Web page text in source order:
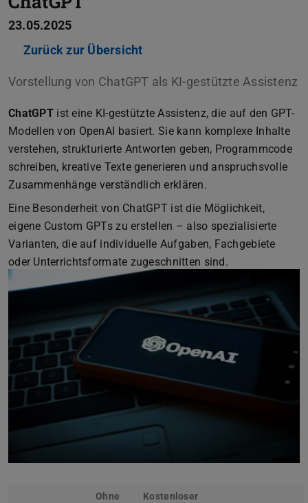
23.05.2025
Zurück zur Übersicht
Vorstellung von ChatGPT als KI-gestützte Assistenz
ChatGPTist eine KI-gestützte Assistenz, die auf den GPT-
Modellen von OpenAI basiert. Sie kann komplexe Inhalte
verstehen, strukturierte Antworten geben, Programmcode
schreiben, kreative Texte generieren und anspruchsvolle
Zusammenhänge verständlich erklären.
Eine Besonderheit von ChatGPT ist die Möglichkeit,
eigene Custom GPTs zu erstellen – also spezialisierte
Varianten, die auf individuelle Aufgaben, Fachgebiete
oder Unterrichtsformate zugeschnitten sind.
Ohne
Kostenloser